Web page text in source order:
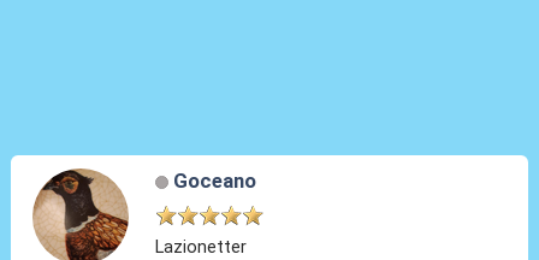
Goceano
Lazionetter